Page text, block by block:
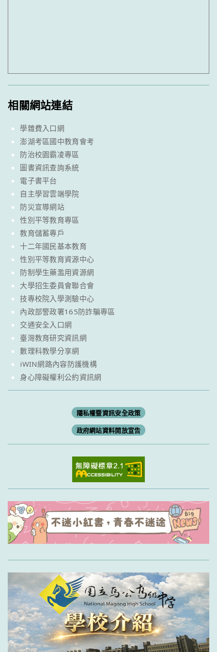
相關網站連結
學雜費入口網
澎湖考區國中教育會考
防治校園霸凌專區
圖書資訊查詢系統
電子書平台
自主學習雲端學院
防災宣導網站
性別平等教育專區
教育儲蓄專戶
十二年國民基本教育
性別平等教育資源中心
防制學生藥濫用資源網
大學招生委員會聯合會
技專校院入學測驗中心
內政部警政署165防詐騙專區
交通安全入口網
臺灣教育研究資訊網
數理科教學分享網
iWIN網路內容防護機構
身心障礙權利公約資訊網
隱私權暨資訊安全政策
政府網站資料開放宣告